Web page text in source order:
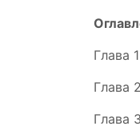
Глава
Глава
Глава